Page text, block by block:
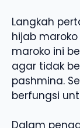
Langkah
hijab
maroko ini
agar tidak
pashmina.
berfungsi
Dalam